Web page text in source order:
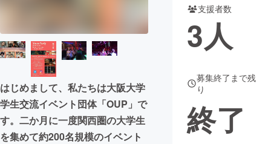
CAMPFIREふるさと納税
コミュニティ
はじめまして、私たちは大阪大学
学生交流イベント団体「OUP」で
す。二か月に一度関西圏の大学生
を集めて約200名規模のイベント
支援者数
3人
募集終了まで残
り
終了